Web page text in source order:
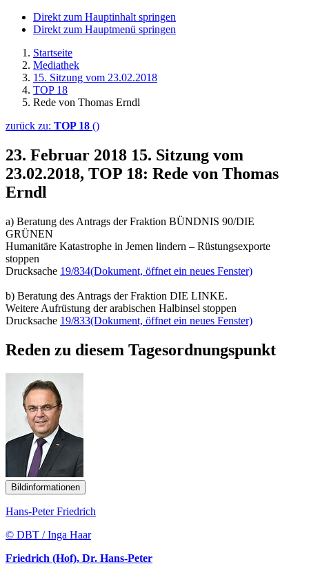
Direkt zum Hauptinhalt springen
Direkt zum Hauptmenü springen
Startseite
Mediathek
15. Sitzung vom 23.02.2018
TOP 18
Rede von Thomas Erndl
zurück zu: TOP 18 ()
23. Februar 2018 15. Sitzung vom
23.02.2018, TOP 18: Rede von Thomas
Erndl
a) Beratung des Antrags der Fraktion BÜNDNIS 90/DIE
GRÜNEN
Humanitäre Katastrophe in Jemen lindern – Rüstungsexporte
stoppen
Drucksache 19/834(Dokument, öffnet ein neues Fenster)
b) Beratung des Antrags der Fraktion DIE LINKE.
Weitere Aufrüstung der arabischen Halbinsel stoppen
Drucksache 19/833(Dokument, öffnet ein neues Fenster)
Reden zu diesem Tagesordnungspunkt
Bildinformationen
Hans-Peter Friedrich
© DBT / Inga Haar
Friedrich (Hof), Dr. Hans-Peter